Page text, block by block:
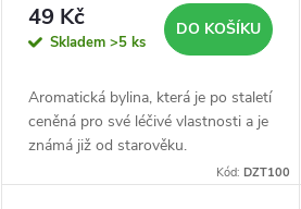
u
49 Kč
Skladem >5 ks
DO KOŠÍKU
Aromatická bylina, která je po staletí
ceněná pro své léčivé vlastnosti a je
známá již od starověku.
Kód:DZT100